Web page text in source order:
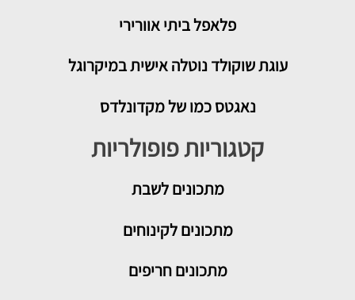
פלאפל ביתי אוורירי
עוגת שוקולד נוטלה אישית במיקרוגל
נאגטס כמו של מקדונלדס
קטגוריות פופולריות
מתכוניםלשבת
מתכונים לקינוחים
מתכונים חריפים